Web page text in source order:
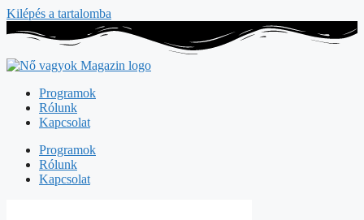
Kilépés a tartalomba
Programok
Rólunk
Kapcsolat
Programok
Rólunk
Kapcsolat